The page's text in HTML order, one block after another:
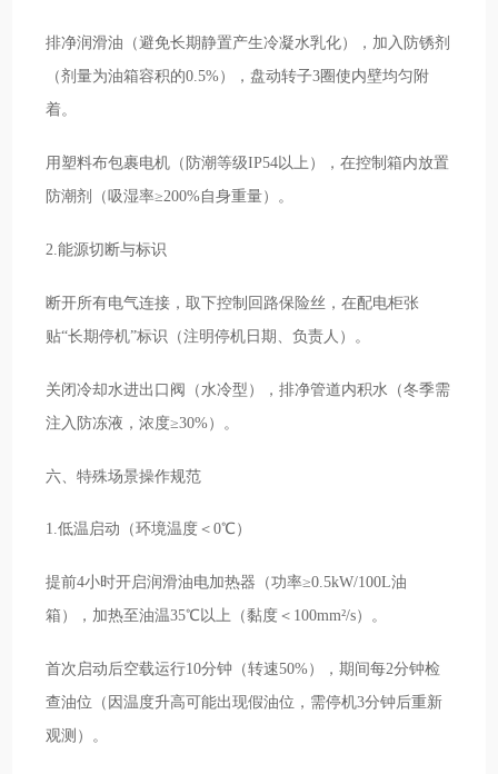
排净润滑油（避免长期静置产生冷凝水乳化），加入防锈剂
（剂量为油箱容积的0.5%），盘动转子3圈使内壁均匀附
着。
用塑料布包裹电机（防潮等级IP54以上），在控制箱内放置
防潮剂（吸湿率≥200%自身重量）。
2.能源切断与标识
断开所有电气连接，取下控制回路保险丝，在配电柜张
贴“长期停机”标识（注明停机日期、负责人）。
关闭冷却水进出口阀（水冷型），排净管道内积水（冬季需
注入防冻液，浓度≥30%）。
六、特殊场景操作规范
1.低温启动（环境温度＜0℃）
提前4小时开启润滑油电加热器（功率≥0.5kW/100L油
箱），加热至油温35℃以上（黏度＜100mm²/s）。
首次启动后空载运行10分钟（转速50%），期间每2分钟检
查油位（因温度升高可能出现假油位，需停机3分钟后重新
观测）。